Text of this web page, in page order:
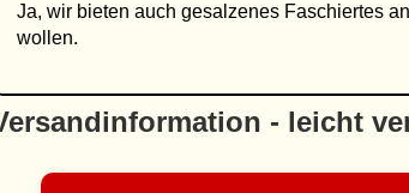
Ja, wir bieten auch gesalzenes Faschiertes
wollen.
- leicht